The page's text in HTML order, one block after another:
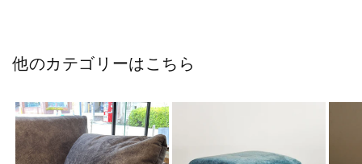
他のカテゴリーはこちら